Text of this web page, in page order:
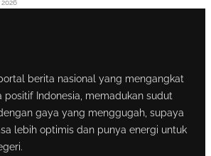
2026
berita nasional yang mengangkat
positif Indonesia, memadukan sudut
gaya yang menggugah, supaya
lebih optimis dan punya energi untuk